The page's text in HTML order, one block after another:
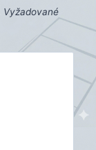
Vyžadované